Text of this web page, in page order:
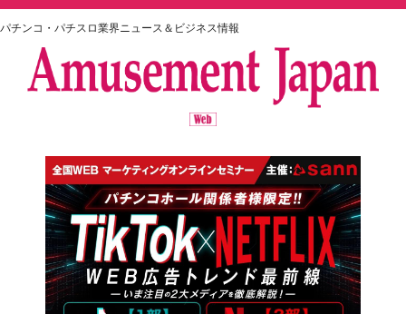
パチンコ・パチスロ業界ニュース＆ビジネス情報